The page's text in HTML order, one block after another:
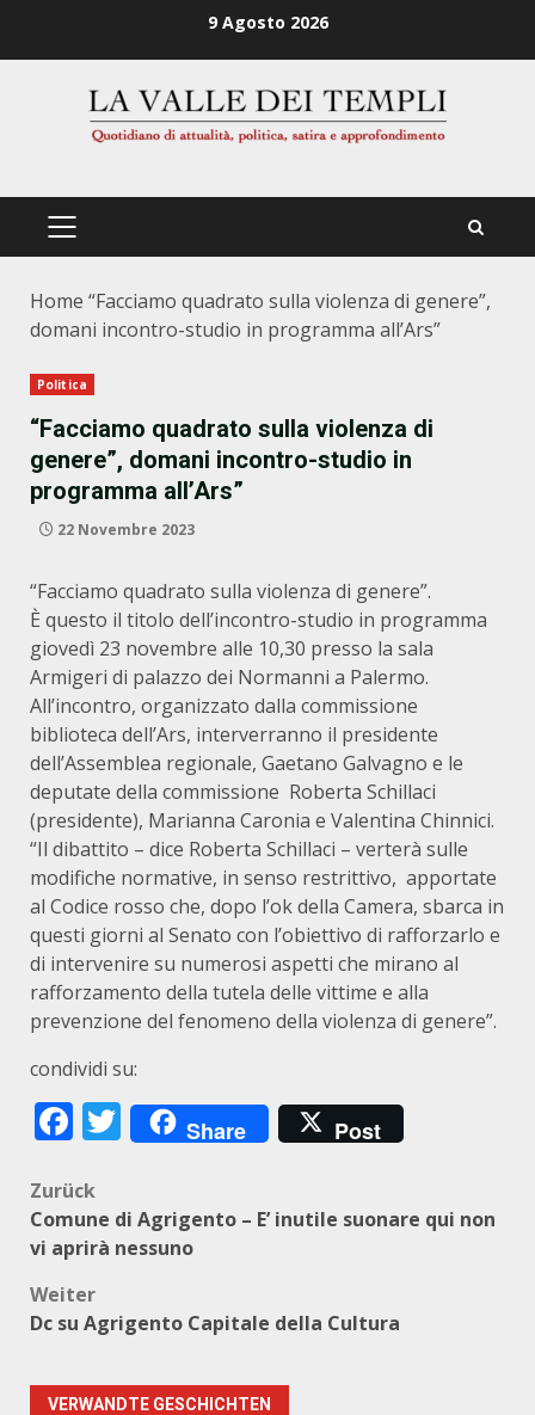
9 Agosto 2026
PRIMÄRES
Home “Facciamo quadrato sulla violenza di genere”,
domani incontro-studio in programma all’Ars”
Politica
“Facciamo quadrato sulla violenza di
genere”, domani incontro-studio in
programma all’Ars”
22 Novembre 2023
“Facciamo quadrato sulla violenza di genere”.
È questo il titolo dell’incontro-studio in programma
giovedì 23 novembre alle 10,30 presso la sala
Armigeri di palazzo dei Normanni a Palermo.
All’incontro, organizzato dalla commissione
biblioteca dell’Ars, interverranno il presidente
dell’Assemblea regionale, Gaetano Galvagno e le
deputate della commissione Roberta Schillaci
(presidente), Marianna Caronia e Valentina Chinnici.
“Il dibattito – dice Roberta Schillaci – verterà sulle
modifiche normative, in senso restrittivo, apportate
al Codice rosso che, dopo l’ok della Camera, sbarca in
questi giorni al Senato con l’obiettivo di rafforzarlo e
di intervenire su numerosi aspetti che mirano al
rafforzamento della tutela delle vittime e alla
prevenzione del fenomeno della violenza di genere”.
condividi su:
Facebook
Twitter
Share Post
Beitragsnavigation
Zurück
Comune di Agrigento – E’ inutile suonare qui non
vi aprirà nessuno
Weiter
Dc su Agrigento Capitale della Cultura
VERWANDTE GESCHICHTEN